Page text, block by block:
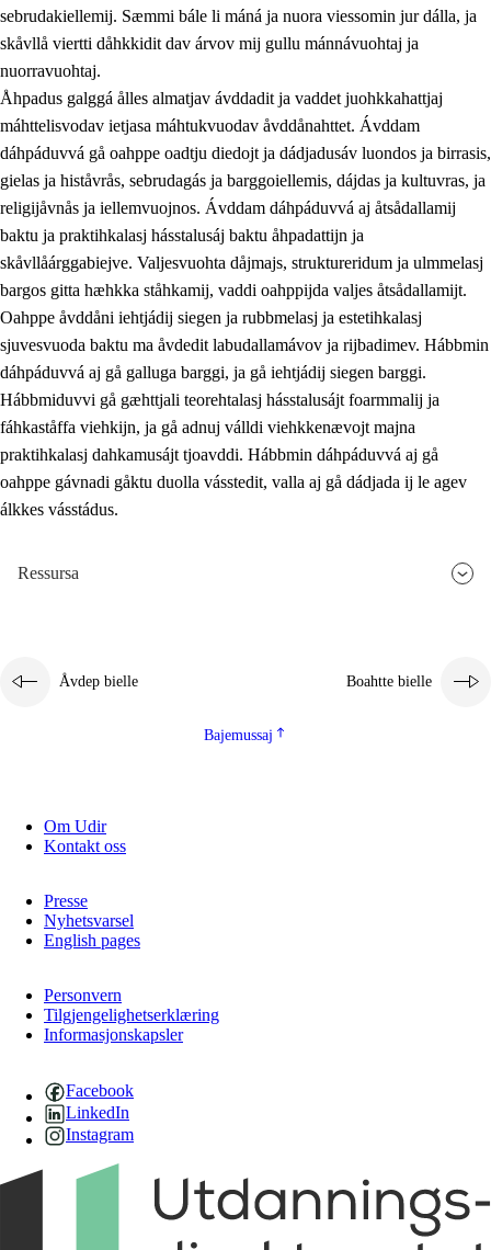
2.1 Sosiála oahppam ja åvddånibme
2.2 Máhtudahka fágáj hárráj
2.3 Vuodulasj tjehpudagá
2.4 Oahppat oahppat
Doaresfágalasj tiemá
sebrudakiellemij. Sæmmi bále li máná ja nuora viessomin jur dálla, ja
skåvllå viertti dåhkkidit dav árvov mij gullu mánnávuohtaj ja
nuorravuohtaj.
Åhpadus galggá ålles almatjav ávddadit ja vaddet juohkkahattjaj
máhttelisvodav ietjasa máhtukvuodav åvddånahttet. Ávddam
dáhpáduvvá gå oahppe oadtju diedojt ja dádjadusáv luondos ja birrasis,
gielas ja histåvrås, sebrudagás ja barggoiellemis, dájdas ja kultuvras, ja
religijåvnås ja iellemvuojnos. Ávddam dáhpáduvvá aj åtsådallamij
baktu ja praktihkalasj hásstalusáj baktu åhpadattijn ja
skåvllåárggabiejve. Valjesvuohta dåjmajs, struktureridum ja ulmmelasj
bargos gitta hæhkka ståhkamij, vaddi oahppijda valjes åtsådallamijt.
Oahppe åvddåni iehtjádij siegen ja rubbmelasj ja estetihkalasj
sjuvesvuoda baktu ma åvdedit labudallamávov ja rijbadimev. Hábbmin
dáhpáduvvá aj gå galluga barggi, ja gå iehtjádij siegen barggi.
Hábbmiduvvi gå gæhttjali teorehtalasj hásstalusájt foarmmalij ja
fáhkaståffa viehkijn, ja gå adnuj válldi viehkkenævojt majna
praktihkalasj dahkamusájt tjoavddi. Hábbmin dáhpáduvvá aj gå
oahppe gávnadi gåktu duolla vásstedit, valla aj gå dádjada ij le agev
álkkes vásstádus.
Ressursa
Åvdep bielle Boahtte bielle
Bajemussaj
Om Udir
Kontakt oss
Presse
Nyhetsvarsel
English pages
Personvern
Tilgjengelighetserklæring
Informasjonskapsler
Facebook
LinkedIn
Instagram